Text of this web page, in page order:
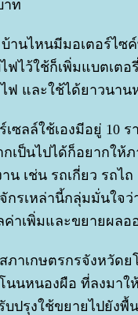
าท
นไหนมีมอเตอร์ไซ
ฟไว้ใช้ก็เพิ่มแบตเ
ฟ และใช้ได้ยาวนา
ซลล์ใช้เองมีอยู่ 10
เป็นไปได้ก็อยากใ
เช่น รถเกี่ยว รถไ
จักรเหล่านี้กลุ่มมั่นใ
ค่าเพิ่มและขยายผลอ
าเกษตรกรจังหวัด
นหนองผือ ที่ลงมา
บปรุงใช้ขยายไปยัง